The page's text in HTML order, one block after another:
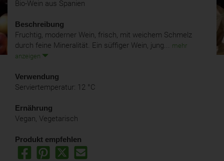
Bio-Wein aus Spanien
Beschreibung
Fruchtig, moderner Wein, frisch, mit weichem Schmelz
durch feine Mineralität. Ein süffiger Wein, jung...
mehr
anzeigen
Verwendung
Serviertemperatur: 12 °C
Ernährung
Vegan, Vegetarisch
Produkt empfehlen